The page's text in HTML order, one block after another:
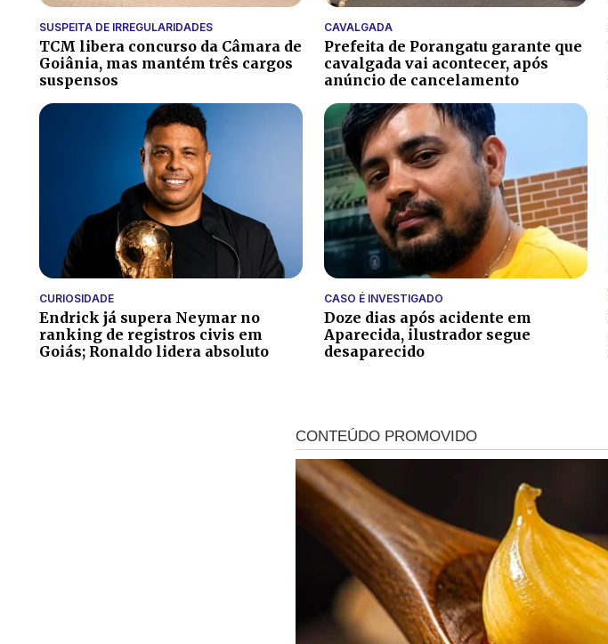
SUSPEITA DE IRREGULARIDADES
TCM libera concurso da Câmara de
Goiânia, mas mantém três cargos
suspensos
CAVALGADA
Prefeita de Porangatu garante que
cavalgada vai acontecer, após
anúncio de cancelamento
CURIOSIDADE
Endrick já supera Neymar no
ranking de registros civis em
Goiás; Ronaldo lidera absoluto
CASO É INVESTIGADO
Doze dias após acidente em
Aparecida, ilustrador segue
desaparecido